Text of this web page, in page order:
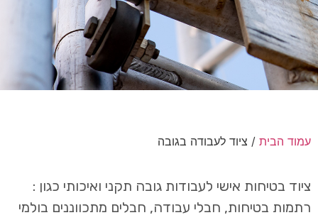
עמוד הבית / ציוד לעבודה בגובה
ציוד בטיחות אישי לעבודות גובה תקני ואיכותי כגון :
רתמות בטיחות, חבלי עבודה, חבלים מתכווננים בולמי